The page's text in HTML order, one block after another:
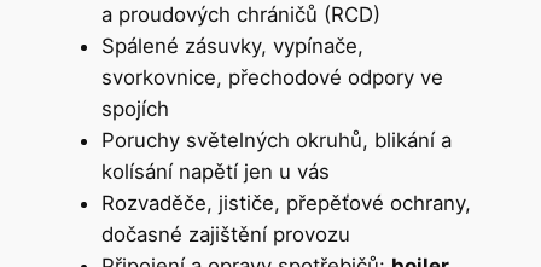
a proudových chráničů (RCD)
Spálené zásuvky, vypínače,
svorkovnice, přechodové odpory ve
spojích
Poruchy světelných okruhů, blikání a
kolísání napětí jen u vás
Rozvaděče, jističe, přepěťové ochrany,
dočasné zajištění provozu